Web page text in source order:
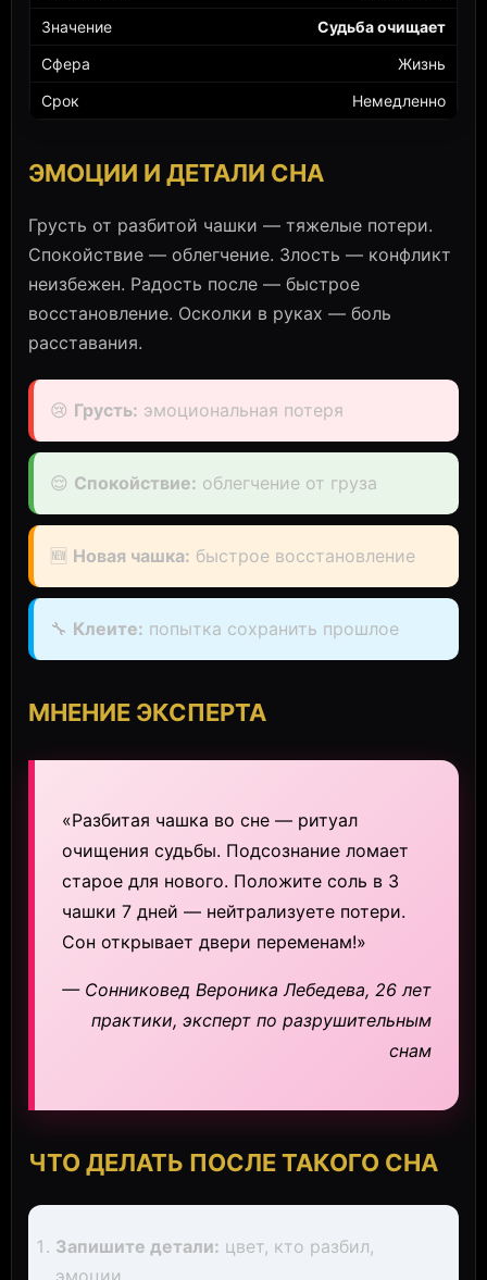
Судьба очищает
Жизнь
Немедленно
ЭМОЦИИ И ДЕТАЛИ СНА
Грусть от разбитой чашки — тяжелые потери.
Спокойствие — облегчение. Злость — конфликт
неизбежен. Радость после — быстрое
восстановление. Осколки в руках — боль
расставания.
😢 Грусть: эмоциональная потеря
😌 Спокойствие: облегчение от груза
🆕 Новая чашка: быстрое восстановление
🔧 Клеите: попытка сохранить прошлое
МНЕНИЕ ЭКСПЕРТА
«Разбитая чашка во сне — ритуал
очищения судьбы. Подсознание ломает
старое для нового. Положите соль в 3
чашки 7 дней — нейтрализуете потери.
Сон открывает двери переменам!»
— Сонниковед Вероника Лебедева, 26 лет
практики, эксперт по разрушительным
снам
ЧТО ДЕЛАТЬ ПОСЛЕ ТАКОГО СНА
Запишите детали: цвет, кто разбил,
эмоции